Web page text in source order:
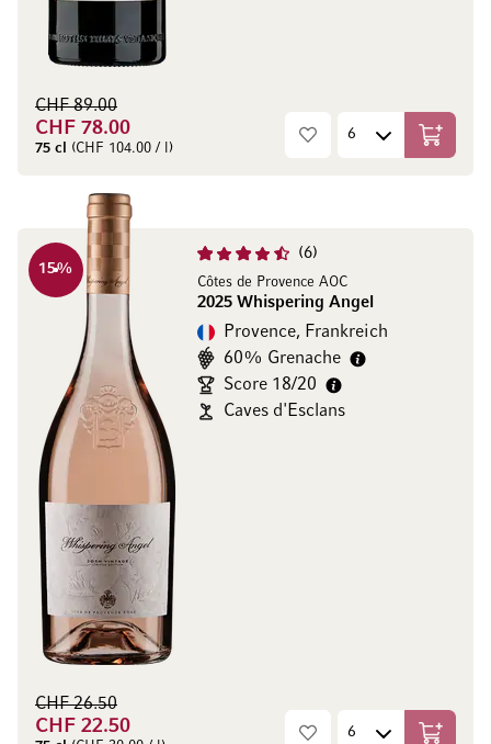
CHF 78.00
CHF 89.00
75 cl (CHF 104.00 / l) In den
6
Côtes de Provence AOC
2025 Whispering Angel
15%
Provence, Frankreich
60% Grenache
Score 18/20
Caves d'Esclans
CHF 22.50
CHF 26.50